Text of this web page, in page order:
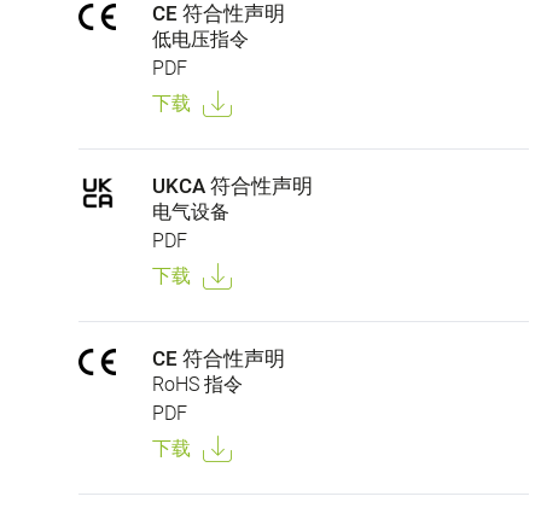
CE 符合性声明
低电压指令
PDF
下载
UKCA 符合性声明
电气设备
PDF
下载
CE 符合性声明
RoHS 指令
PDF
下载